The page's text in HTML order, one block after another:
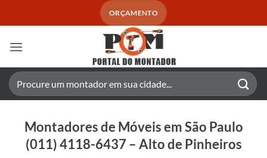
ORÇAMENTO
Pesquisar
por:
Montadores de Móveis em São Paulo
(011) 4118-6437 – Alto de Pinheiros